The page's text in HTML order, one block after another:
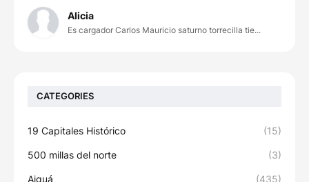
Alicia
Es cargador Carlos Mauricio saturno torrecilla tie...
CATEGORIES
19 Capitales Histórico (15)
500 millas del norte (3)
Aiguá (435)